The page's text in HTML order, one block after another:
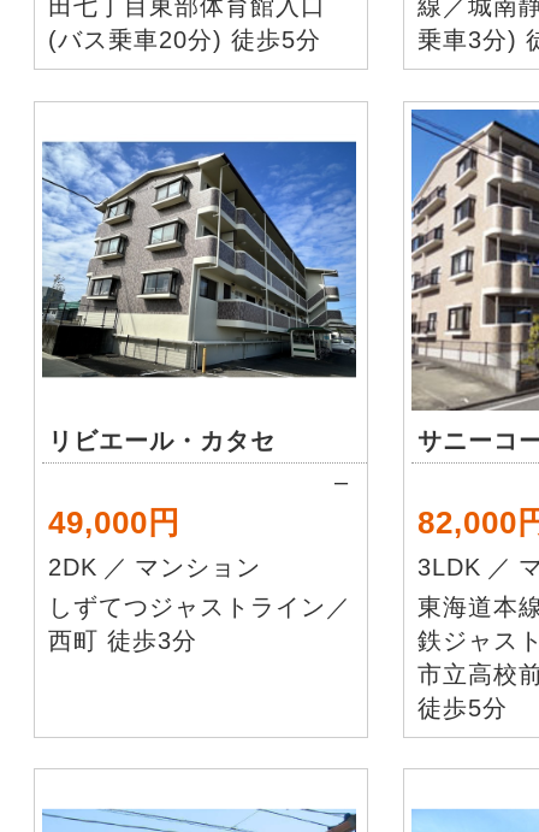
田七丁目東部体育館入口
(バス乗車20分) 徒歩5分
線／城南
乗車3分)
リビエール・カタセ
–
49,000円
2DK ／ マンション
しずてつジャストライン／
西町 徒歩3分
サニーコ
82,000
3LDK ／
東海道本
鉄ジャス
市立高校
徒歩5分